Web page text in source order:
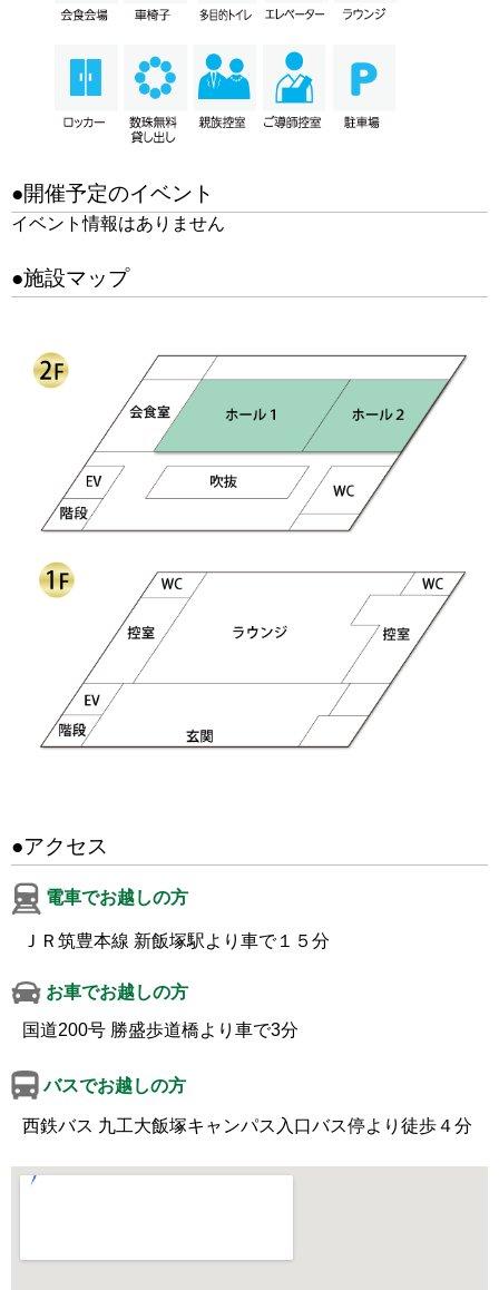
●開催予定のイベント
イベント情報はありません
●施設マップ
●アクセス
電車でお越しの方
ＪＲ筑豊本線 新飯塚駅より車で１５分
お車でお越しの方
国道200号 勝盛歩道橋より車で3分
バスでお越しの方
西鉄バス 九工大飯塚キャンパス入口バス停より徒歩４分